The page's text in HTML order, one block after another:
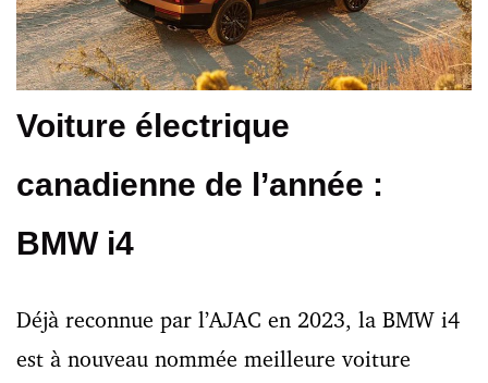
Voiture électrique
canadienne de l’année :
BMW i4
Déjà reconnue par l’AJAC en 2023, la BMW i4
est à nouveau nommée meilleure voiture